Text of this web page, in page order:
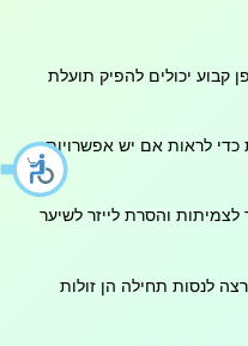
קבוע יכולים להפיק תועלת
לראות אם יש אפשרויות
והסרת לייזר לשיער
לנסות תחילה הן זולות